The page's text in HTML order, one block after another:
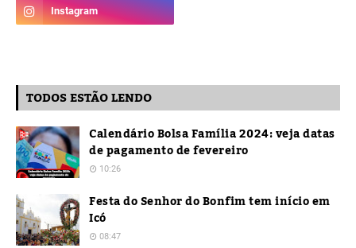
TODOS ESTÃO LENDO
Calendário Bolsa Família 2024: veja datas
de pagamento de fevereiro
10:26
Festa do Senhor do Bonfim tem início em
Icó
08:47